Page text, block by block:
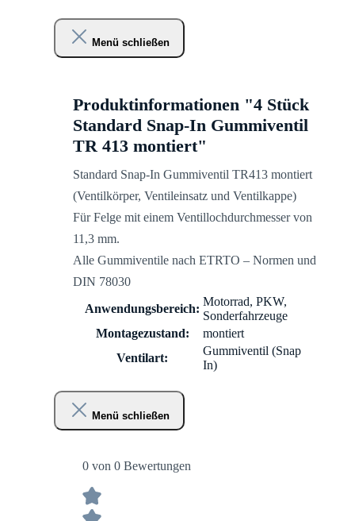
Menü schließen
Produktinformationen "4 Stück
Standard Snap-In Gummiventil
TR 413 montiert"
Standard Snap-In Gummiventil TR413 montiert
(Ventilkörper, Ventileinsatz und Ventilkappe)
Für Felge mit einem Ventillochdurchmesser von
11,3 mm.
Alle Gummiventile nach ETRTO – Normen und
DIN 78030
Anwendungsbereich:
Motorrad, PKW,
Sonderfahrzeuge
Montagezustand:
montiert
Ventilart:
Gummiventil (Snap
In)
Menü schließen
0 von 0 Bewertungen